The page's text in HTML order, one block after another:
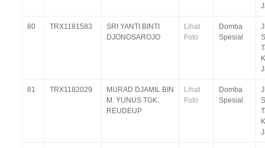
80 TRX1181583
SRI YANTI BINTI
DJONOSAROJO
Lihat
Foto
Domba
Spesial
81 TRX1182029
MURAD DJAMIL BIN
M. YUNUS TGK.
REUDEUP
Lihat
Foto
Domba
Spesial